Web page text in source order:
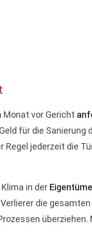
Monat vor Gericht
für die Sanierung
jederzeit die
in der
die
überziehen.